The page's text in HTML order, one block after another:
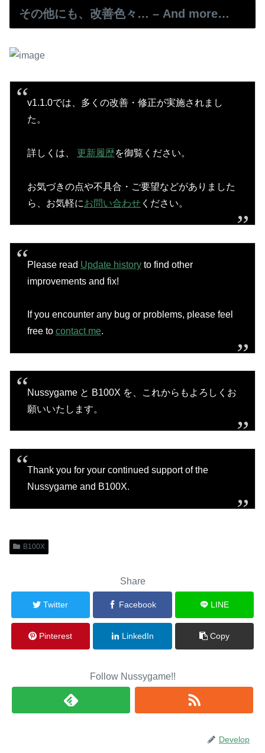
その他にも、改善色々… – And more…
v1.1.0では、多くの改善・修正が実施されまし
た。
詳しくは、 更新履歴を御覧ください。
お気づきの点や不具合・ご要望などがありました
ら、お気軽にお問い合わせください。
Please read Update historyto find other
improvements and fix!
If you encounter any bug or problems, please feel
free to contact me.
Nussygame と B100X を、これからもよろしくお
願いいたします。
Thank you for your continued support of the
Nussygame and B100X.
B100X
Share
Twitter Facebook LINE
Pinterest LinkedIn Copy
Follow Nussygame!!
Develop